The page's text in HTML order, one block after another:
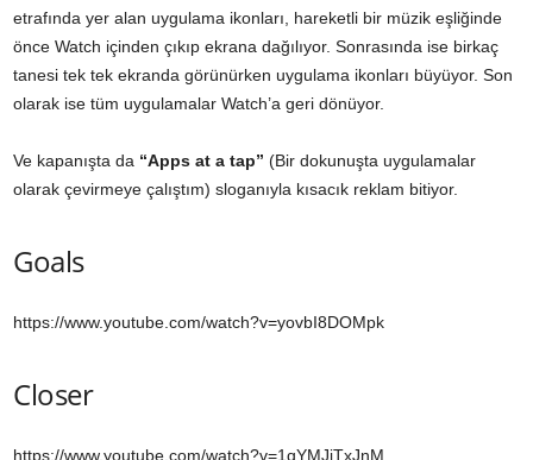
etrafında yer alan uygulama ikonları, hareketli bir müzik eşliğinde
önce Watch içinden çıkıp ekrana dağılıyor. Sonrasında ise birkaç
tanesi tek tek ekranda görünürken uygulama ikonları büyüyor. Son
olarak ise tüm uygulamalar Watch’a geri dönüyor.
Ve kapanışta da “Apps at a tap” (Bir dokunuşta uygulamalar
olarak çevirmeye çalıştım) sloganıyla kısacık reklam bitiyor.
Goals
https://www.youtube.com/watch?v=yovbI8DOMpk
Closer
https://www.youtube.com/watch?v=1qYMJjTxJnM